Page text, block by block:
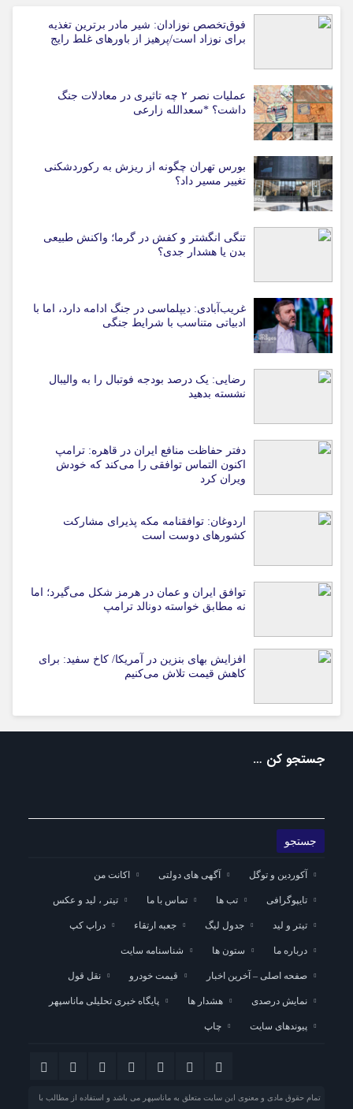
فوق‌تخصص نوزادان: شیر مادر برترین تغذیه
برای نوزاد است/پرهیز از باورهای غلط رایج
عملیات نصر ۲ چه تاثیری در معادلات جنگ
داشت؟ *سعدالله زارعی
بورس تهران چگونه از ریزش به رکوردشکنی
تغییر مسیر داد؟
تنگی انگشتر و کفش در گرما؛ واکنش طبیعی
بدن یا هشدار جدی؟
غریب‌آبادی: دیپلماسی در جنگ ادامه دارد، اما با
ادبیاتی متناسب با شرایط جنگی
رضایی: یک درصد بودجه فوتبال را به والیبال
نشسته بدهید
دفتر حفاظت منافع ایران در قاهره: ترامپ
اکنون التماس توافقی را می‌کند که خودش
ویران کرد
اردوغان: توافقنامه مکه پذیرای مشارکت
کشورهای دوست است
توافق ایران و عمان در هرمز شکل می‌گیرد؛ اما
نه مطابق خواسته دونالد ترامپ
افزایش بهای بنزین در آمریکا/ کاخ سفید: برای
کاهش قیمت تلاش می‌کنیم
جستجو کن …
آکوردین و توگل آگهی های دولتی اکانت من
تایپوگرافی تب ها تماس با ما تیتر ، لید و عکس
تیتر و لید جدول لیگ جعبه ارتقاء دراپ کپ
درباره ما ستون ها شناسنامه سایت
صفحه اصلی – آخرین اخبار قیمت خودرو نقل قول
نمایش درصدی هشدار ها پایگاه خبری تحلیلی ماناسپهر
پیوندهای سایت چاپ
تمام حقوق مادی و معنوی این سایت متعلق به ماناسپهر می باشد و استفاده از مطالب با